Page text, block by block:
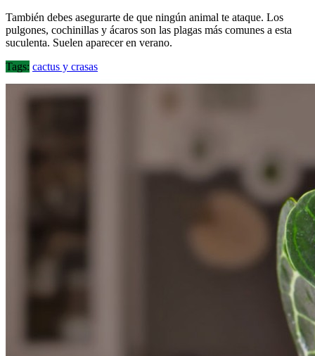
También debes asegurarte de que ningún animal te ataque. Los
pulgones, cochinillas y ácaros son las plagas más comunes a esta
suculenta. Suelen aparecer en verano.
Tags: cactus y crasas